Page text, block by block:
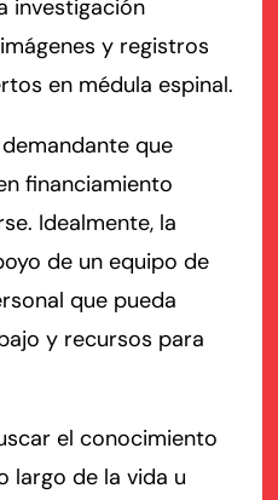
investigación
y registros
en médula espinal.
que
financiamiento
Idealmente, la
de un equipo de
que pueda
y recursos para
el conocimiento
largo de la vida u
Office Hours
8:30 AM – 5:00 PM
8:30 AM – 5:00 PM
8:30 AM – 5:00 PM
8:30 AM – 5:00 PM
Closed
Office Hours
8:30 AM – 5:00 PM
8:30 AM – 5:00 PM
8:30 AM – 5:00 PM
8:30 AM – 5:00 PM
Closed